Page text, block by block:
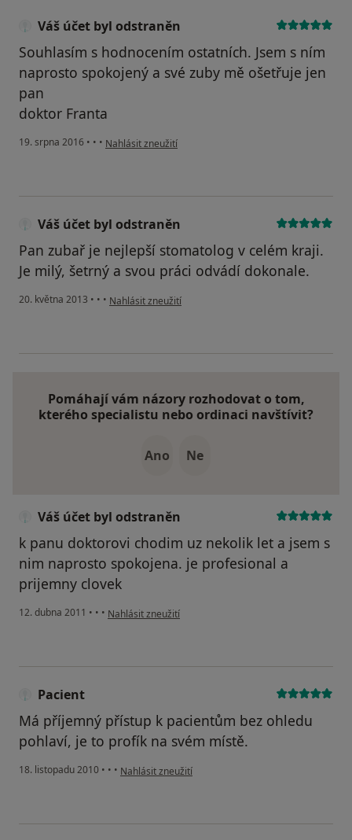
Váš účet byl odstraněn
Souhlasím s hodnocením ostatních. Jsem s ním
naprosto spokojený a své zuby mě ošetřuje jen
pan
doktor Franta
19. srpna 2016 • • • podle názoru uživatele Váš účet byl odstraněn
Nahlásit zneužití
Váš účet byl odstraněn
Pan zubař je nejlepší stomatolog v celém kraji.
Je milý, šetrný a svou práci odvádí dokonale.
20. května 2013 • • • podle názoru uživatele Váš účet byl odstraněn
Nahlásit zneužití
Pomáhají vám názory rozhodovat o tom,
kterého specialistu nebo ordinaci navštívit?
Ano Ne
Váš účet byl odstraněn
k panu doktorovi chodim uz nekolik let a jsem s
nim naprosto spokojena. je profesional a
prijemny clovek
12. dubna 2011 • • • podle názoru uživatele Váš účet byl odstraněn
Nahlásit zneužití
Pacient
Má příjemný přístup k pacientům bez ohledu
pohlaví, je to profík na svém místě.
18. listopadu 2010 • • • podle názoru uživatele Pacient
Nahlásit zneužití